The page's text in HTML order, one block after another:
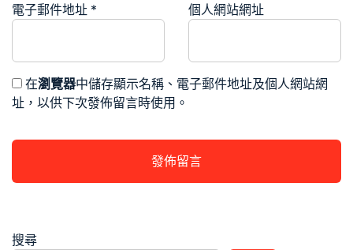
電子郵件地址 * 個人網站網址
在瀏覽器中儲存顯示名稱、電子郵件地址及個人網站網
址，以供下次發佈留言時使用。
搜尋